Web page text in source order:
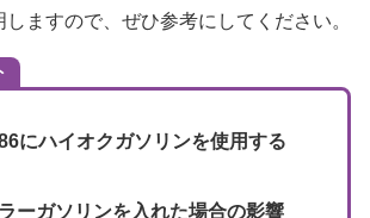
ますので、ぜひ参考にしてください。
86にハイオクガソリンを使用する
ーガソリンを入れた場合の影響